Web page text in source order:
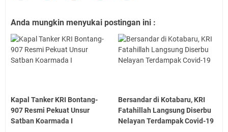
Anda mungkin menyukai postingan ini :
Kapal Tanker KRI Bontang-
907 Resmi Pekuat Unsur
Satban Koarmada I
Bersandar di Kotabaru, KRI
Fatahillah Langsung Diserbu
Nelayan Terdampak Covid-19